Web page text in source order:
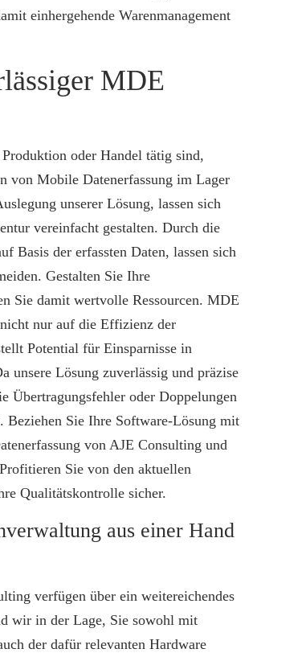
einhergehende Warenmanagement
MDE
oder Handel tätig sind,
von Mobile Datenerfassung im Lager
unserer Lösung, lassen sich
vereinfacht gestalten. Durch die
Basis der erfassten Daten, lassen sich
Gestalten Sie Ihre
Sie damit wertvolle Ressourcen. MDE
nur auf die Effizienz der
Potential für Einsparnisse in
unsere Lösung zuverlässig und präzise
Übertragungsfehler oder Doppelungen
Beziehen Sie Ihre Software-Lösung mit
von AJE Consulting und
Sie von den aktuellen
Qualitätskontrolle sicher.
aus einer Hand
verfügen über ein weitereichendes
wir in der Lage, Sie sowohl mit
der dafür relevanten Hardware